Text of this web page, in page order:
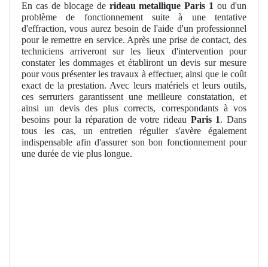
En cas de blocage de rideau metallique Paris 1ou d'un
problème de fonctionnement suite à une tentative
d'effraction, vous aurez besoin de l'aide d'un professionnel
pour le remettre en service. Après une prise de contact, des
techniciens arriveront sur les lieux d'intervention pour
constater les dommages et établiront un devis sur mesure
pour vous présenter les travaux à effectuer, ainsi que le coût
exact de la prestation. Avec leurs matériels et leurs outils,
ces serruriers garantissent une meilleure constatation, et
ainsi un devis des plus corrects, correspondants à vos
besoins pour la réparation de votre rideau Paris 1. Dans
tous les cas, un entretien régulier s'avère également
indispensable afin d'assurer son bon fonctionnement pour
une durée de vie plus longue.